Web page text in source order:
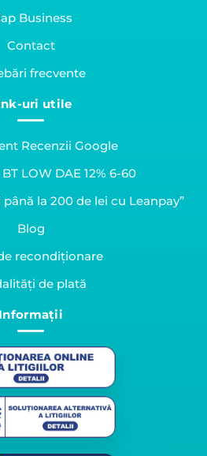
Business
Contact
frecvente
uri utile
Recenzii Google
LOW DAE 12% 6-60
la 200 de lei cu Leanpay”
Blog
recondiționare
de plată
Informații